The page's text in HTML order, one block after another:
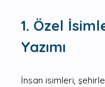
1. Özel
Yazımı
İnsan isimleri,